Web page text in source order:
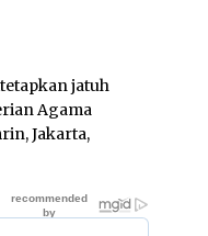
jatuh
Agama
Jakarta,